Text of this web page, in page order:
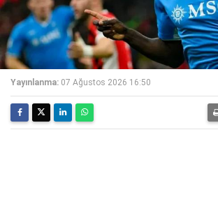
Yayınlanma: 07 Ağustos 2026 16:50